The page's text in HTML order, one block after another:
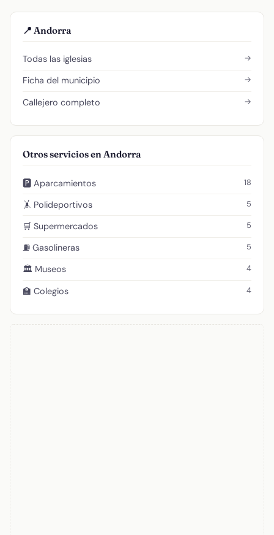
📍 Andorra
Todas las iglesias →
Ficha del municipio →
Callejero completo →
Otros servicios en Andorra
🅿️ Aparcamientos 18
🤸 Polideportivos 5
🛒 Supermercados 5
⛽ Gasolineras 5
🏛️ Museos 4
🏫 Colegios 4